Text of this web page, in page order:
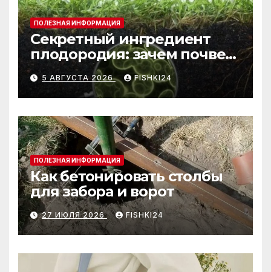
ПОЛЕЗНАЯ ИНФОРМАЦИЯ
Секретный ингредиент
плодородия: зачем почве
нужны бактерии и
биогумус
5 АВГУСТА 2026 FISHKI24
ПОЛЕЗНАЯ ИНФОРМАЦИЯ
Как бетонировать столбы
для забора и ворот
27 ИЮЛЯ 2026 FISHKI24